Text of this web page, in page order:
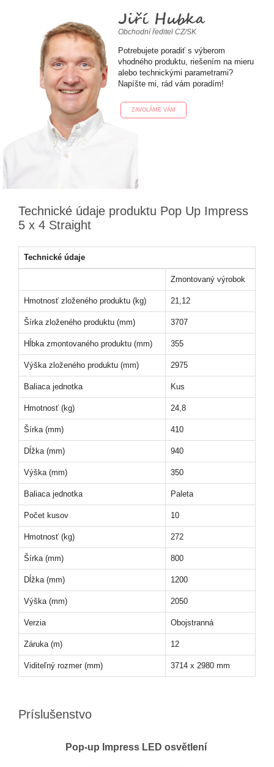
Jiří Hubka
Obchodní ředitel CZ/SK
Potrebujete poradiť s výberom
vhodného produktu, riešením na mieru
alebo technickými parametrami?
Napíšte mi, rád vám poradím!
ZAVOLÁME VÁM
Technické údaje produktu Pop Up Impress
5 x 4 Straight
Technické údaje
Zmontovaný výrobok
Hmotnosť zloženého produktu (kg) 21,12
Šírka zloženého produktu (mm) 3707
Hĺbka zmontovaného produktu (mm) 355
Výška zloženého produktu (mm) 2975
Baliaca jednotka Kus
Hmotnosť (kg) 24,8
Šírka (mm) 410
Dĺžka (mm) 940
Výška (mm) 350
Baliaca jednotka Paleta
Počet kusov 10
Hmotnosť (kg) 272
Šírka (mm) 800
Dĺžka (mm) 1200
Výška (mm) 2050
Verzia Obojstranná
Záruka (m) 12
Viditeľný rozmer (mm) 3714 x 2980 mm
Príslušenstvo
Pop-up Impress LED osvětlení